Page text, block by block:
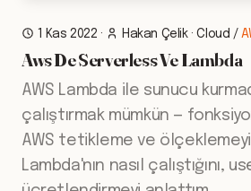
1 Kas 2022 · Hakan Çelik·Cloud /
Aws De Serverless Ve Lambda
AWS Lambda ile sunucu
çalıştırmak mümkün —
AWS tetikleme ve
Lambda'nın nasıl çalıştığını,